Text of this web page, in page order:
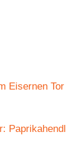
Eisernen Tor
Paprikahendl